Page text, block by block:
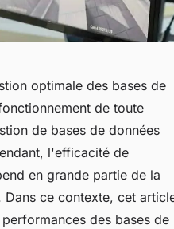
optimale des bases de
de toute
de bases de données
l'efficacité de
en grande partie de la
Dans ce contexte, cet
des bases de